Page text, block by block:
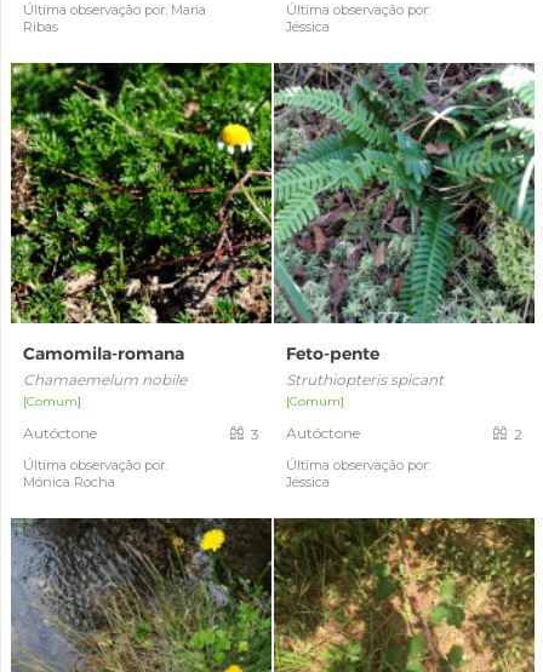
Última observação por: Maria
Ribas
Última observação por:
Jéssica
Camomila-romana
Chamaemelum nobile
[Comum]
Autóctone
Última observação por:
Mónica Rocha
3
Feto-pente
Struthiopteris spicant
[Comum]
Autóctone
Última observação por:
Jéssica
2